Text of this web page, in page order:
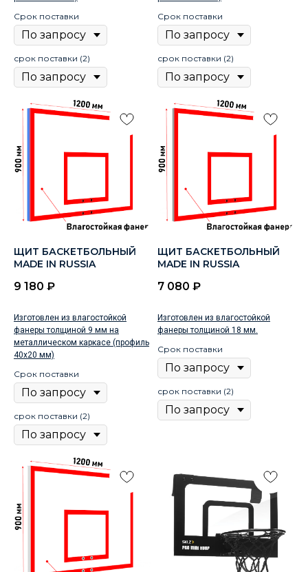
Срок поставки
срок поставки (2)
Срок поставки
срок поставки (2)
ЩИТ БАСКЕТБОЛЬНЫЙ
MADE IN RUSSIA
9 180 ₽
Изготовлен из влагостойкой
фанеры толщиной 9 мм на
металлическом каркасе (профиль
40х20 мм)
Срок поставки
срок поставки (2)
ЩИТ БАСКЕТБОЛЬНЫЙ
MADE IN RUSSIA
7 080 ₽
Изготовлен из влагостойкой
фанеры толщиной 18 мм.
Срок поставки
срок поставки (2)